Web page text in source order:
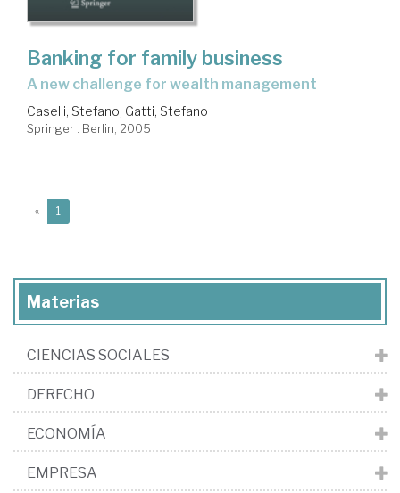
Banking for family business
a new challenge for wealth management
Caselli, Stefano; Gatti, Stefano
Springer . Berlin, 2005
« 1
Materias
CIENCIAS SOCIALES
DERECHO
ECONOMÍA
EMPRESA